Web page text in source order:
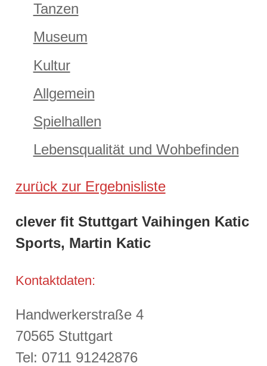
Tanzen
Museum
Kultur
Allgemein
Spielhallen
Lebensqualität und Wohbefinden
zurück zur Ergebnisliste
clever fit Stuttgart Vaihingen Katic
Sports, Martin Katic
Kontaktdaten:
Handwerkerstraße 4
70565 Stuttgart
Tel: 0711 91242876